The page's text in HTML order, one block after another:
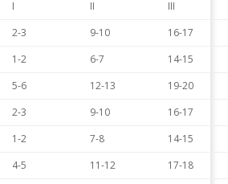
I
II
III
2-3 9-10
16-17
1-2 6-7
14-15
5-6 12-13
19-20
2-3 9-10
16-17
1-2 7-8
14-15
4-5 11-12
17-18